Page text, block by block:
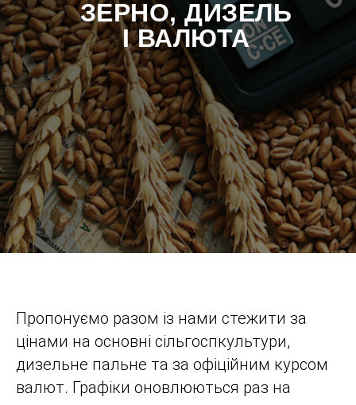
ЗЕРНО, ДИЗЕЛЬ
І ВАЛЮТА
Пропонуємо разом із нами стежити за
цінами на основні сільгоспкультури,
дизельне пальне та за офіційним курсом
валют. Графіки оновлюються раз на